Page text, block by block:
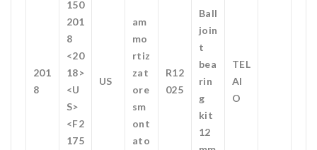
201
8
150
201
8
<20
18>
<U
S>
<F2
175
US
am
mo
rtiz
zat
ore
sm
ont
ato
R12
025
Ball
join
t
bea
rin
g
kit
12
TEL
AI
O